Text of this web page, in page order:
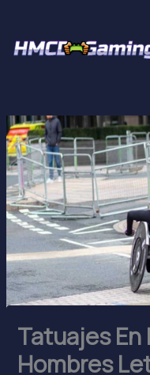
content
Tatuajes En
Hombres